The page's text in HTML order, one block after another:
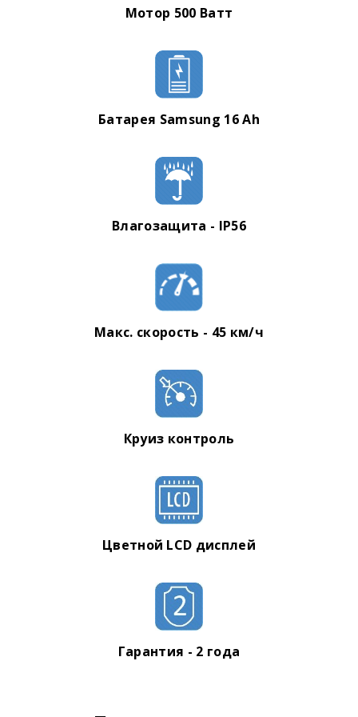
Мотор 500 Ватт
Батарея Samsung 16 Ah
Влагозащита - IP56
Макс. скорость - 45 км/ч
Круиз контроль
Цветной LCD дисплей
Гарантия - 2 года